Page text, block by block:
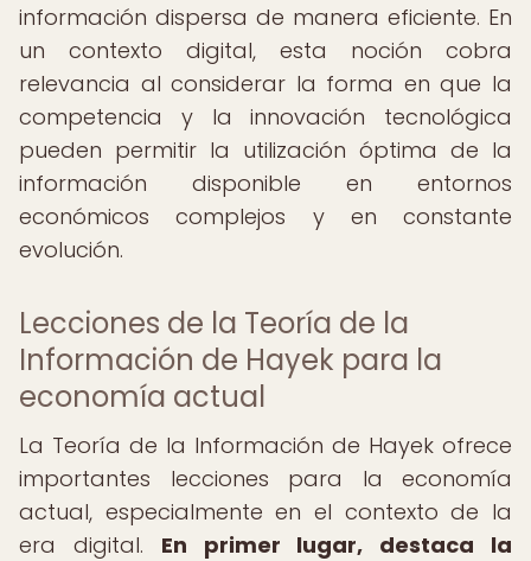
información dispersa de manera eficiente. En
un contexto digital, esta noción cobra
relevancia al considerar la forma en que la
competencia y la innovación tecnológica
pueden permitir la utilización óptima de la
información disponible en entornos
económicos complejos y en constante
evolución.
Lecciones de la Teoría de la
Información de Hayek para la
economía actual
La Teoría de la Información de Hayek ofrece
importantes lecciones para la economía
actual, especialmente en el contexto de la
era digital. En primer lugar, destaca la